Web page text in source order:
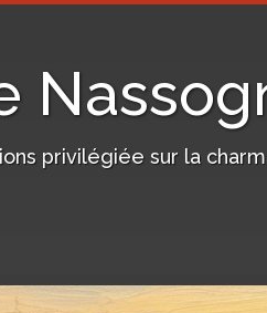
privilégiée sur la